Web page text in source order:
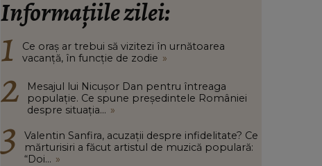
Informațiile zilei:
Ce oraș ar trebui să vizitezi în urnătoarea
vacanță, în funcție de zodie »
Mesajul lui Nicușor Dan pentru întreaga
populație. Ce spune președintele României
despre situația... »
Valentin Sanfira, acuzații despre infidelitate? Ce
mărturisiri a făcut artistul de muzică populară:
“Doi... »